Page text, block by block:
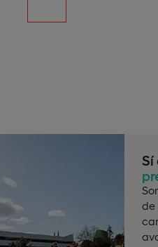
Sí
de